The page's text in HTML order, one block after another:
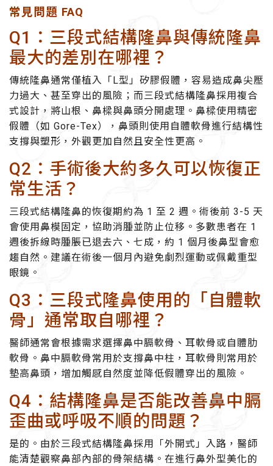
常見問題 FAQ
Q1：三段式結構隆鼻與傳統隆鼻
最大的差別在哪裡？
傳統隆鼻通常僅植入「L型」矽膠假體，容易造成鼻尖壓
力過大、甚至穿出的風險；而三段式結構隆鼻採用複合
式設計，將山根、鼻樑與鼻頭分開處理。鼻樑使用精密
假體（如 Gore-Tex），鼻頭則使用 自體軟骨進行結構性
支撐與塑形，外觀更加自然且安全性更高。
Q2：手術後大約多久可以恢復正
常生活？
三段式結構隆鼻的恢復期約為 1 至 2 週 。術後前 3-5 天
會使用鼻模固定，協助消腫並防止位移。多數患者在 1
週後拆線時腫脹已退去六、七成，約 1 個月後鼻型會愈
趨自然。建議在術後一個月內避免劇烈運動或佩戴重型
眼鏡。
Q3：三段式隆鼻使用的「自體軟
骨」通常取自哪裡？
醫師通常會根據需求選擇鼻中膈軟骨 、 耳軟骨或自體肋
軟骨 。鼻中膈軟骨常用於支撐鼻中柱，耳軟骨則常用於
墊高鼻頭，增加觸感自然度並降低假體穿出的風險。
Q4：結構隆鼻是否能改善鼻中膈
歪曲或呼吸不順的問題？
是的。由於三段式結構隆鼻採用「外開式」入路，醫師
能清楚觀察鼻部內部的骨架結構。在進行鼻外型美化的